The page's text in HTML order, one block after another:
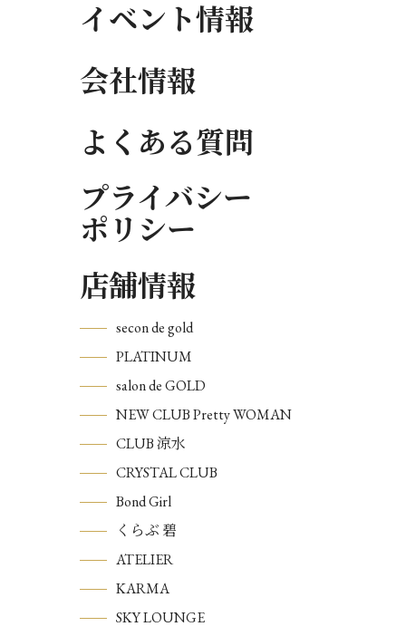
イベント情報
会社情報
よくある質問
プライバシー
ポリシー
店舗情報
secon de gold
PLATINUM
salon de GOLD
NEW CLUB Pretty WOMAN
CLUB 涼水
CRYSTAL CLUB
Bond Girl
くらぶ 碧
ATELIER
KARMA
SKY LOUNGE